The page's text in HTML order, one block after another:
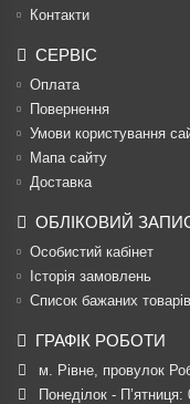
Контакти
СЕРВІС
Оплата
Повернення
Умови користування
Мапа сайту
Доставка
ОБЛІКОВИЙ
Особистий кабінет
Історія замовлень
Список бажаних товарів
ГРАФІК РОБОТИ
м. Рівне, провулок
Понеділок - П’ятниця: